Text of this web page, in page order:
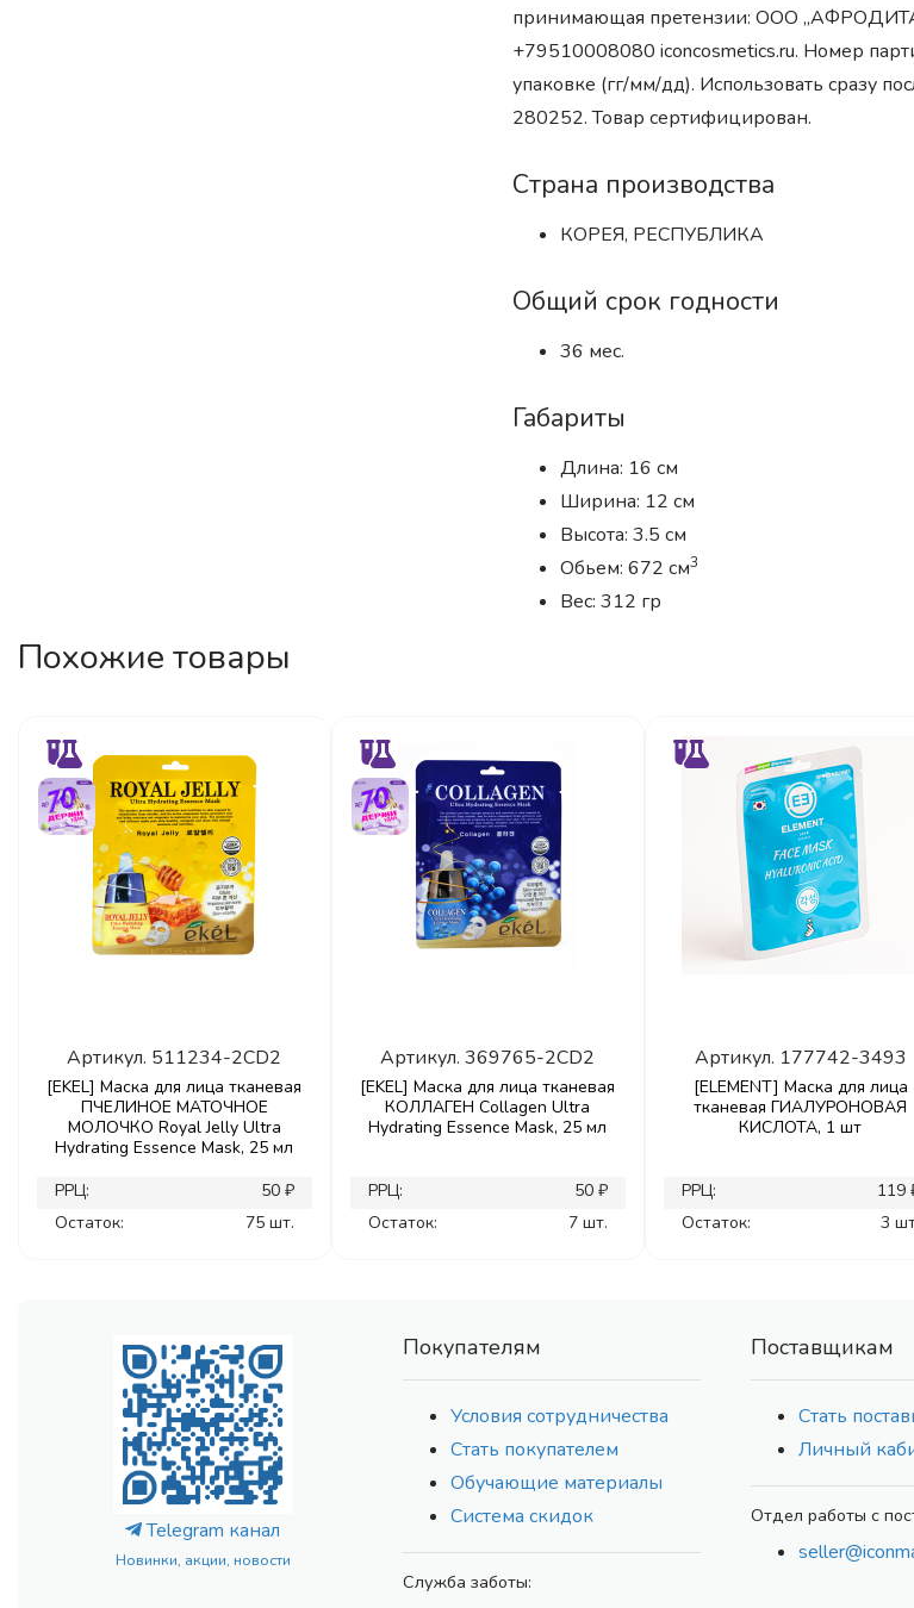
принимающая претензии: ООО
+79510008080 iconcosmetics.ru. Номер
упаковке (гг/мм/дд). Использовать сразу
280252. Товар сертифицирован.
Страна производства
КОРЕЯ, РЕСПУБЛИКА
Общий срок годности
36 мес.
Габариты
Длина: 16 см
Ширина: 12 см
Высота: 3.5 см
Обьем: 672 см3
Вес: 312 гр
Похожие товары
Артикул. 511234-2CD2
[EKEL] Маска для лица тканевая
ПЧЕЛИНОЕ МАТОЧНОЕ
МОЛОЧКО Royal Jelly Ultra
Hydrating Essence Mask, 25 мл
РРЦ:
50 ₽
Остаток:
75 шт.
Артикул.369765-2CD2
[EKEL] Маска для лица тканевая
КОЛЛАГЕН Collagen Ultra
Hydrating Essence Mask, 25 мл
РРЦ:
50 ₽
Остаток:
7 шт.
Артикул. 177742-3493
[ELEMENT] Маска для лица
тканевая ГИАЛУРОНОВАЯ
КИСЛОТА, 1 шт
РРЦ:
119
Остаток:
3
Telegram канал
Новинки, акции, новости
Покупателям
Условия сотрудничества
Стать покупателем
Обучающие материалы
Система скидок
Служба заботы:
Поставщикам
Стать
Личный
Отдел работы с